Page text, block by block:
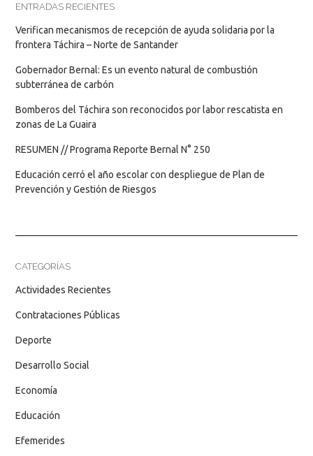
ENTRADAS RECIENTES
Verifican mecanismos de recepción de ayuda solidaria por la
frontera Táchira – Norte de Santander
Gobernador Bernal: Es un evento natural de combustión
subterránea de carbón
Bomberos del Táchira son reconocidos por labor rescatista en
zonas de La Guaira
RESUMEN // Programa Reporte Bernal N° 250
Educación cerró el año escolar con despliegue de Plan de
Prevención y Gestión de Riesgos
CATEGORÍAS
Actividades Recientes
Contrataciones Públicas
Deporte
Desarrollo Social
Economía
Educación
Efemerides